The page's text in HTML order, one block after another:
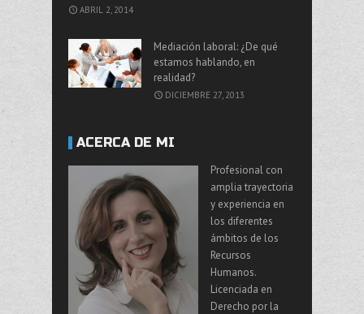
ABRIL 2, 2014
Mediación laboral: ¿De qué
estamos hablando, en
realidad?
DICIEMBRE 27, 2013
ACERCA DE MI
Profesional con
amplia trayectoria
y experiencia en
los diferentes
ámbitos de los
Recursos
Humanos.
Licenciada en
Derecho por la